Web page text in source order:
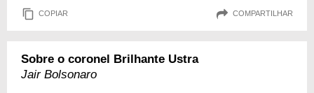
COPIAR COMPARTILHAR
Sobre o coronel Brilhante Ustra
Jair Bolsonaro